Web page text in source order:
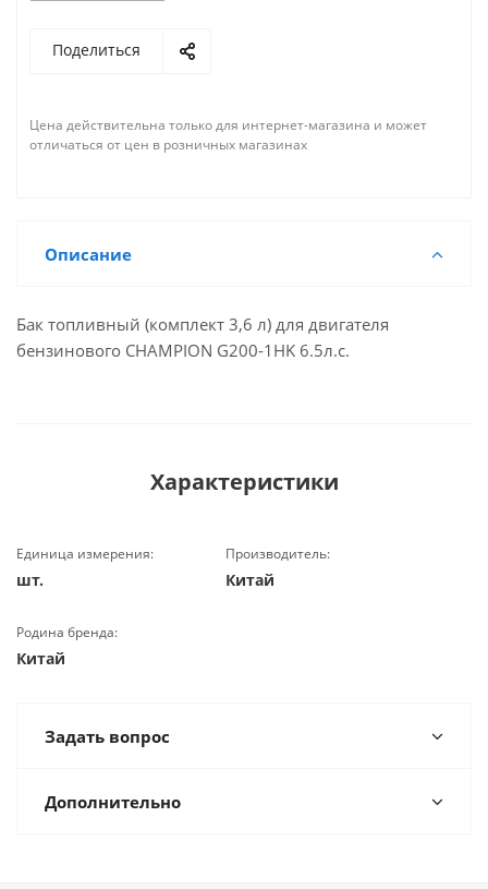
Поделиться
Цена действительна только для интернет-магазина и может
отличаться от цен в розничных магазинах
Описание
Бак топливный (комплект 3,6 л) для двигателя
бензинового CHAMPION G200-1HK 6.5л.с.
Характеристики
Единица измерения:
шт.
Производитель:
Китай
Родина бренда:
Китай
Задать вопрос
Дополнительно